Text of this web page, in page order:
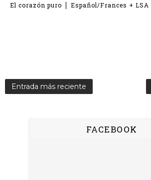
El corazón puro ⎪ Español/Frances + LSA
Entrada más reciente
FACEBOOK